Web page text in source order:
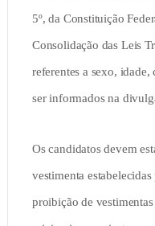
5º, da Constituição
Consolidação das Leis
referentes a sexo,
ser informados na
Os candidatos devem
vestimenta
proibição de